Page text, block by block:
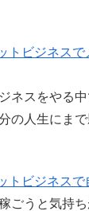
トビジネス
ネスをやる
の人生にま
トビジネス
ごうと気持